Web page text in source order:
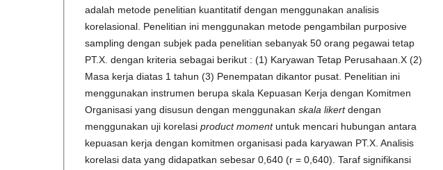
adalah metode penelitian kuantitatif dengan menggunakan analisis
korelasional. Penelitian ini menggunakan metode pengambilan purposive
sampling dengan subjek pada penelitian sebanyak 50 orang pegawai tetap
PT.X. dengan kriteria sebagai berikut : (1) Karyawan Tetap Perusahaan.X (2)
Masa kerja diatas 1 tahun (3) Penempatan dikantor pusat. Penelitian ini
menggunakan instrumen berupa skala Kepuasan Kerja dengan Komitmen
Organisasi yang disusun dengan menggunakan skala likertdengan
menggunakan uji korelasi product moment untuk mencari hubungan antara
kepuasan kerja dengan komitmen organisasi pada karyawan PT.X. Analisis
korelasi data yang didapatkan sebesar 0,640 (r = 0,640). Taraf signifikansi